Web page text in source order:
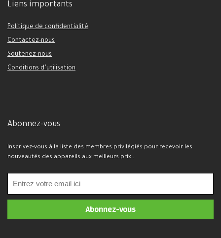
Liens importants
Politique de confidentialité
Contactez-nous
Soutenez-nous
Conditions d’utilisation
Abonnez-vous
Inscrivez-vous à la liste des membres privilégiés pour recevoir les
nouveautés des appareils aux meilleurs prix..